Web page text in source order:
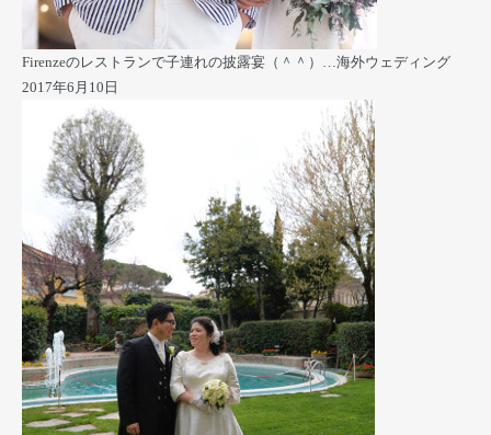
Firenzeのレストランで子連れの披露宴（＾＾）…海外ウェディング
2017年6月10日